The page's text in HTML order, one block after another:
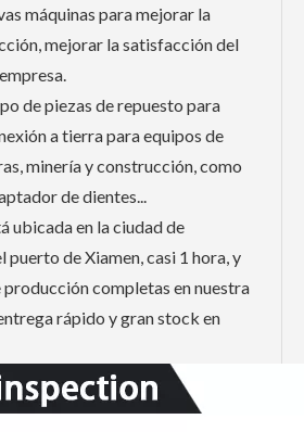
máquinas para mejorar la
mejorar la satisfacción del
de piezas de repuesto para
a tierra para equipos de
minería y construcción, como
de dientes...
ubicada en la ciudad de
puerto de Xiamen, casi 1 hora, y
producción completas en nuestra
rápido y gran stock en